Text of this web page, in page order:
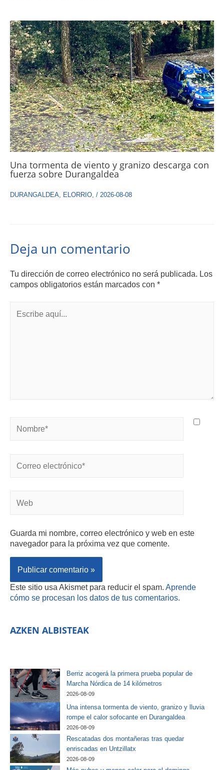
Una tormenta de viento y granizo descarga con
fuerza sobre Durangaldea
DURANGALDEA, ELORRIO, / 2026-08-08
Deja un comentario
Tu dirección de correo electrónico no será publicada. Los
campos obligatorios están marcados con *
Guarda mi nombre, correo electrónico y web en este
navegador para la próxima vez que comente.
Este sitio usa Akismet para reducir el spam. Aprende
cómo se procesan los datos de tus comentarios.
AZKEN ALBISTEAK
Berriz acogerá la primera prueba popular de
Marcha Nórdica de 14 kilómetros
2026-08-09
Una intensa tormenta de viento, granizo y lluvia
rompe el calor sofocante en Durangaldea
2026-08-09
Rescatadas dos montañeras tras quedar
enriscadas en Untzillatx
2026-08-09